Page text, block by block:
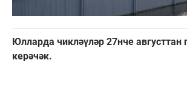
Юлларда чикләүләр 27нче августтан
керәчәк.